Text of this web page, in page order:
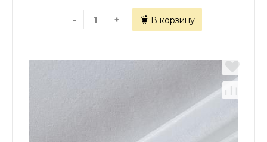
- + В корзину